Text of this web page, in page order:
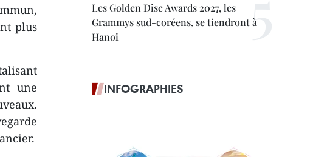
plus
une
Les Golden Disc Awards 2027, les
Grammys sud-coréens, se tiendront à
Hanoi
INFOGRAPHIES